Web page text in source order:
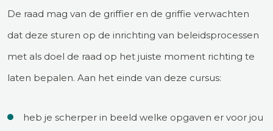
De raad mag van de griffier en de griffie verwachten
dat deze sturen op de inrichting van beleidsprocessen
met als doel de raad op het juiste moment richting te
laten bepalen. Aan het einde van deze cursus:
heb je scherper in beeld welke opgaven er voor jou